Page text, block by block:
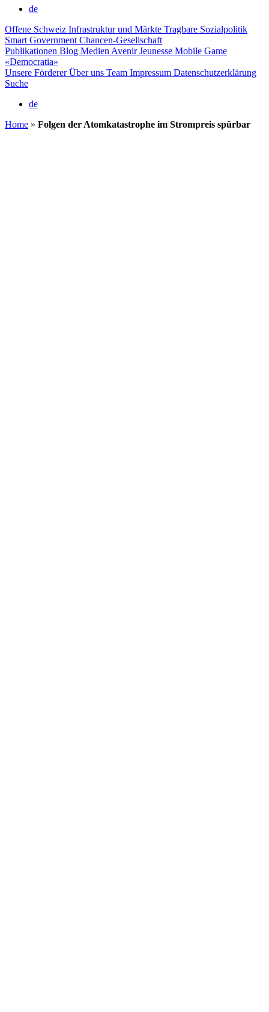
de
Offene Schweiz Infrastruktur und Märkte Tragbare Sozialpolitik
Smart Government Chancen-Gesellschaft
Publikationen Blog Medien Avenir Jeunesse Mobile Game
«Democratia»
Unsere FördererÜber uns Team Impressum Datenschutzerklärung
Suche
de
Home » Folgen der Atomkatastrophe im Strompreis spürbar